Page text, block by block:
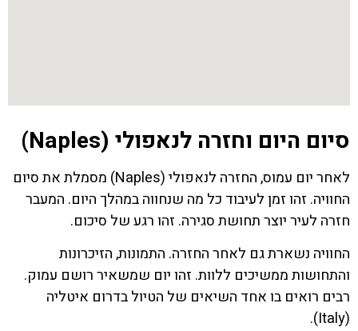
סיום היום וחזרה לנאפולי (Naples)
לאחר יום עמוס, החזרה לנאפולי (Naples) מסמלת את סיום
החוויה. זהו זמן לעיבוד כל מה שנחווה במהלך היום. המעבר
חזרה לעיר יוצר תחושת סגירה. זהו רגע של סיכום.
החוויה נשארת גם לאחר החזרה. התמונות, הזיכרונות
והתחושות ממשיכים ללוות. זהו יום שמשאיר רושם עמוק.
רבים רואים בו אחד השיאים של הטיול בדרום איטליה
(Italy).